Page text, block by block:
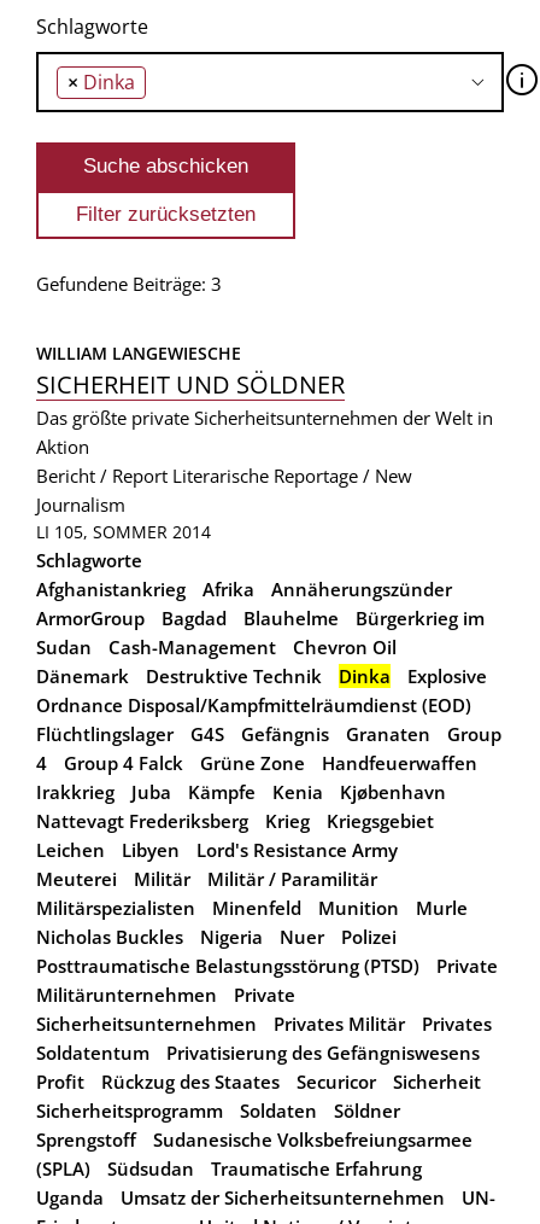
Schlagworte
× Dinka 🛈
Gefundene Beiträge: 3
WILLIAM LANGEWIESCHE
SICHERHEIT UND SÖLDNER
Das größte private Sicherheitsunternehmen der Welt in
Aktion
Bericht / Report Literarische Reportage / New
Journalism
LI 105, SOMMER 2014
Schlagworte
Afghanistankrieg
Afrika
Annäherungszünder
ArmorGroup
Bagdad Blauhelme
Bürgerkrieg im
Sudan
Cash-Management
Chevron Oil
Dänemark
Destruktive Technik Dinka
Explosive
Ordnance Disposal/Kampfmittelräumdienst (EOD)
Flüchtlingslager
G4S Gefängnis Granaten
Group
4
Group 4 Falck Grüne Zone
Handfeuerwaffen
Irakkrieg
Juba Kämpfe Kenia
Kjøbenhavn
Nattevagt Frederiksberg
Krieg
Kriegsgebiet
Leichen
Libyen
Lord's Resistance Army
Meuterei
Militär
Militär / Paramilitär
Militärspezialisten
Minenfeld Munition
Murle
Nicholas Buckles
Nigeria Nuer
Polizei
Posttraumatische Belastungsstörung (PTSD)
Private
Militärunternehmen
Private
Sicherheitsunternehmen
Privates Militär
Privates
Soldatentum
Privatisierung des Gefängniswesens
Profit
Rückzug des Staates Securicor
Sicherheit
Sicherheitsprogramm
Soldaten
Söldner
Sprengstoff
Sudanesische Volksbefreiungsarmee
(SPLA)
Südsudan
Traumatische Erfahrung
Uganda
Umsatz der Sicherheitsunternehmen
UN-